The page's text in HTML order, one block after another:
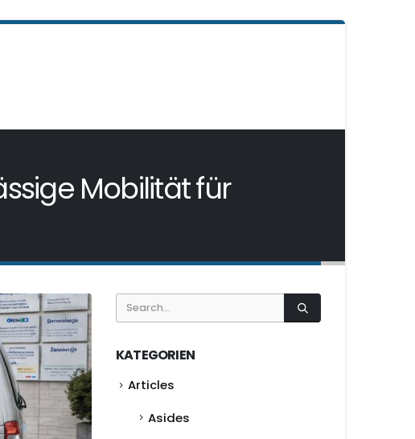
Mobilität für
KATEGORIEN
Articles
Asides